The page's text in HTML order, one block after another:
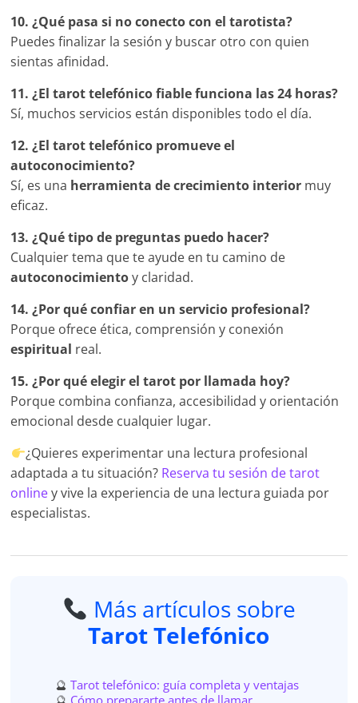
10. ¿Qué pasa si no conecto con el tarotista?
Puedes finalizar la sesión y buscar otro con quien
sientas afinidad.
11. ¿El tarot telefónico fiable funciona las 24 horas?
Sí, muchos servicios están disponibles todo el día.
12. ¿El tarot telefónico promueve el
autoconocimiento?
Sí, es una herramienta de crecimiento interior muy
eficaz.
13. ¿Qué tipo de preguntas puedo hacer?
Cualquier tema que te ayude en tu camino de
autoconocimientoy claridad.
14. ¿Por qué confiar en un servicio profesional?
Porque ofrece ética, comprensión y conexión
espiritual real.
15. ¿Por qué elegir el tarot por llamada hoy?
Porque combina confianza, accesibilidad y orientación
emocional desde cualquier lugar.
¿Quieres experimentar una lectura profesional
adaptada a tu situación? Reserva tu sesión de tarot
onliney vive la experiencia de una lectura guiada por
especialistas.
Más artículos sobre
Tarot Telefónico
Tarot telefónico: guía completa y ventajas